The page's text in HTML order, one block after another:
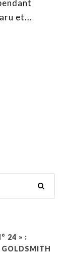
et...
24 » :
GOLDSMITH